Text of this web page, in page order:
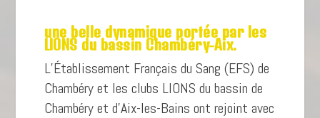
une belle dynamique portée par les
LIONS du bassin Chambéry-Aix.
L’Établissement Français du Sang (EFS) de
Chambéry et les clubs LIONS du bassin de
Chambéry et d’Aix-les-Bains ont rejoint avec